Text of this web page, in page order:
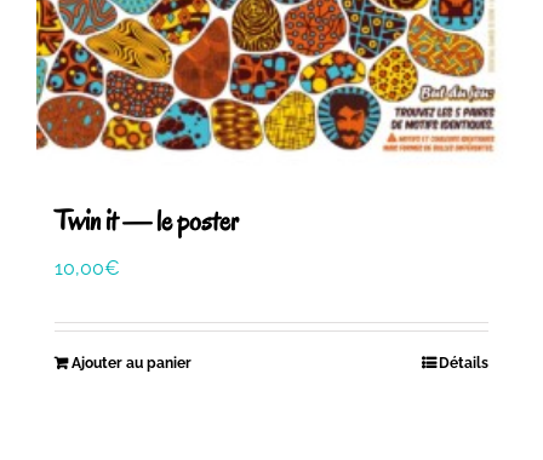
Twin it — le poster
10,00€
Ajouter au panier Détails